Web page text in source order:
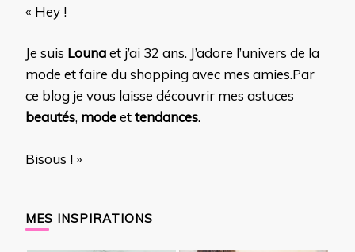
« Hey !
Je suis Lounaet j’ai 32 ans. J’adore l’univers de la
mode et faire du shopping avec mes amies.Par
ce blog je vous laisse découvrir mes astuces
beautés, modeettendances.
Bisous ! »
MES INSPIRATIONS